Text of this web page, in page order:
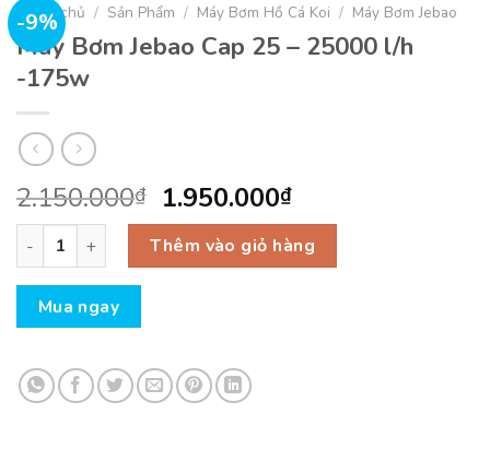
-9%
Trang chủ / Sản Phẩm / Máy Bơm Hồ Cá Koi / Máy Bơm Jebao
Máy Bơm Jebao Cap 25 – 25000 l/h
-175w
2.150.000₫ Giá
gốc
là:
2.150.000₫.
1.950.000₫Giá
hiện
tại
là:
Máy Bơm Jebao Cap 25 - 25000 l/h -175w số lượng
Thêm vào giỏ hàng
Mua ngay